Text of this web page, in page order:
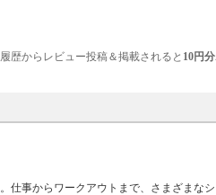
歴からレビュー投稿＆掲載されると 10円
仕事からワークアウトまで、さまざまな